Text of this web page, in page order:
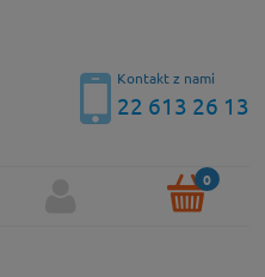
Kontakt z nami
22 613 26 13